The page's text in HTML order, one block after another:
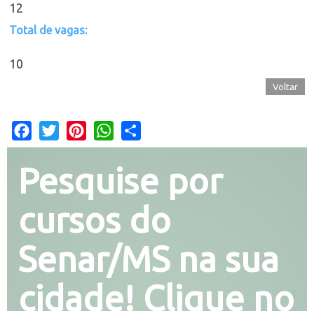
12
Total de vagas:
10
Voltar
Facebook
Twitter PinterestWhatsApp
Pesquise por
cursos do
Senar/MS na sua
cidade! Clique no